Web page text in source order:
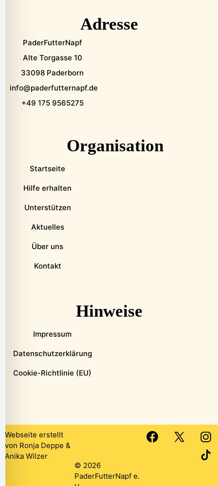
Adresse
PaderFutterNapf
Alte Torgasse 10
33098 Paderborn
info@paderfutternapf.de
+49 175 9565275
Organisation
Startseite
Hilfe erhalten
Unterstützen
Aktuelles
Über uns
Kontakt
Hinweise
Impressum
Datenschutzerklärung
Cookie-Richtlinie (EU)
Webseite erstellt
von Ronja Deppe &
Anika Wilzer
© 2026
PaderFutterNapf e.